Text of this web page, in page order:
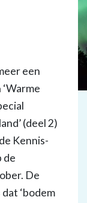
een
(deel 2)
Kennis-
de
De
‘bodem